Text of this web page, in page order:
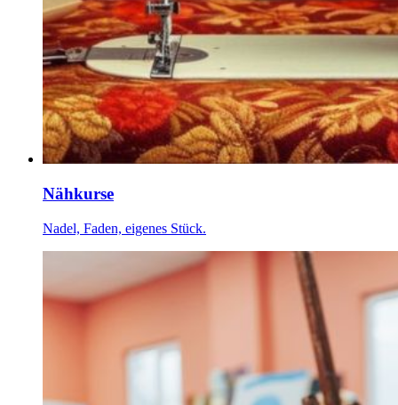
Nähkurse
Nadel, Faden, eigenes Stück.